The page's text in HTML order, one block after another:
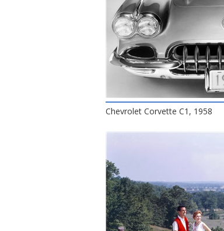
Chevrolet Corvette C1, 1958